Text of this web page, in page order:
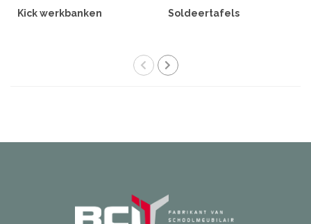
Kick werkbanken Soldeertafels